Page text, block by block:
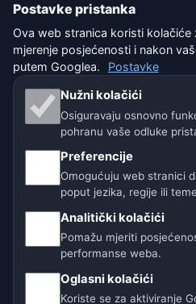
Isključenje odgovornosti
Pomažemo životinjama
Sitemap
🇨🇿 Češka 🇭🇷
Postavke pristanka
Ova web stranica koristi kolačiće
mjerenje posjećenosti i nakon
putem Googlea.
Postavke
Nužni kolačići
Osiguravaju osnovno
pohranu vaše odluke
Preferencije
Omogućuju web stranici
poput jezika, regije ili
Analitički kolačići
Pomažu mjeriti
performanse weba.
Oglasni kolačići
Koriste se za aktiviranje